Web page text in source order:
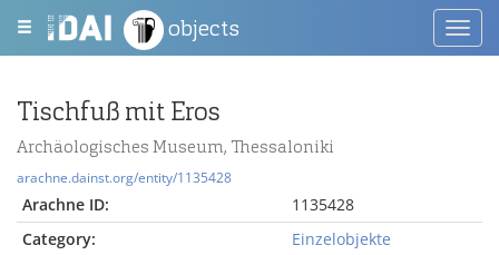
objects
Tischfuß mit Eros
Archäologisches Museum, Thessaloniki
arachne.dainst.org/entity/1135428
Arachne ID:
1135428
Category:
Einzelobjekte